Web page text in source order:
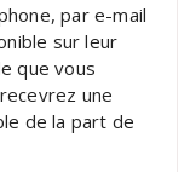
par e-mail
sur leur
que vous
une
de la part de